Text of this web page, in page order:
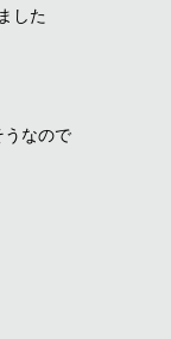
した
うなので